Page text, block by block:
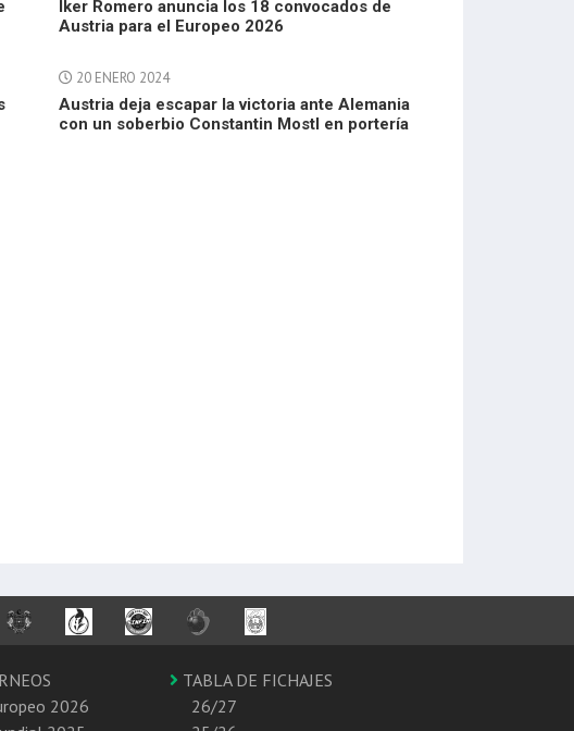
Iker Romero anuncia los 18 convocados de
Austria para el Europeo 2026
20 ENERO 2024
Austria deja escapar la victoria ante Alemania
con un soberbio Constantin Mostl en portería
2026
TABLA DE FICHAJES
26/27